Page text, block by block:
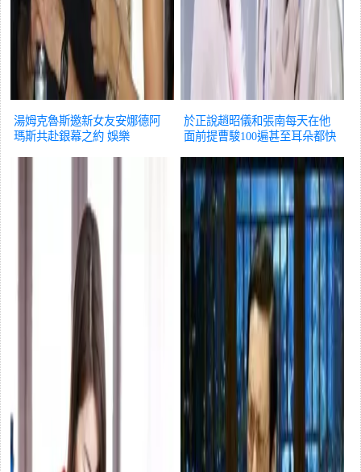
湯姆克魯斯邀新女友安娜德阿
瑪斯共赴銀幕之約 娛樂
於正說趙昭儀和張南每天在他
面前提曹駿100遍甚至耳朵都快